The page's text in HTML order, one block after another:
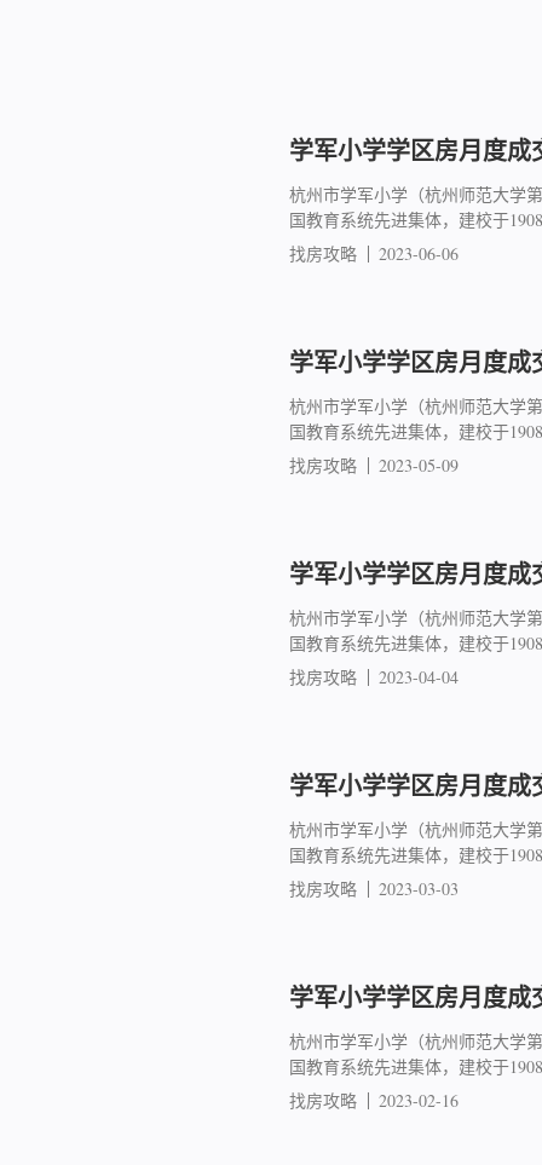
学军小学学区房月度
杭州市学军小学（杭州师范大学
国教育系统先进集体，建校于
找房攻略
2023-06-06
学军小学学区房月度
杭州市学军小学（杭州师范大学
国教育系统先进集体，建校于
找房攻略
2023-05-09
学军小学学区房月度
杭州市学军小学（杭州师范大学
国教育系统先进集体，建校于
找房攻略
2023-04-04
学军小学学区房月度
杭州市学军小学（杭州师范大学
国教育系统先进集体，建校于
找房攻略
2023-03-03
学军小学学区房月度
杭州市学军小学（杭州师范大学
国教育系统先进集体，建校于
找房攻略
2023-02-16